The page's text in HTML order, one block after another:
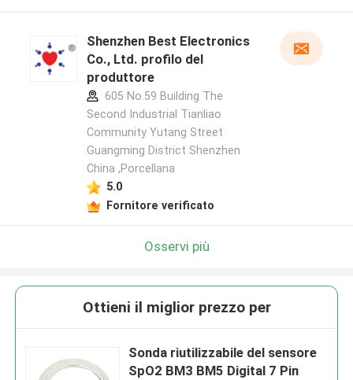
Shenzhen Best Electronics
Co., Ltd. profilo del
produttore
605 No.59 Building The
Second Industrial Tianliao
Community Yutang Street
Guangming District Shenzhen
China ,Porcellana
5.0
Fornitore verificato
Osservi più
Ottieni il miglior prezzo per
Sonda riutilizzabile del sensore
SpO2 BM3 BM5 Digital 7 Pin